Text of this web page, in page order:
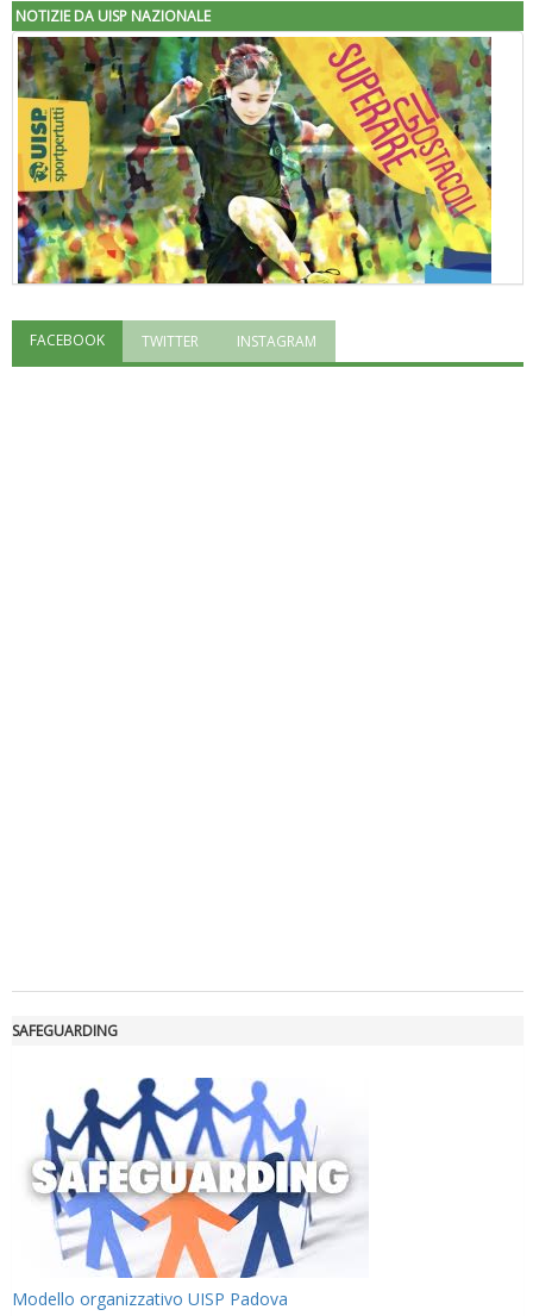
NOTIZIE DA UISP NAZIONALE
"Superare gli ostacoli": la relazione di Tiziano Pesce al CN Uisp
Tiziano Pesce a Radio InBlu2000 traccia il bilancio della stagione
FACEBOOK TWITTER INSTAGRAM
SAFEGUARDING
Modello organizzativo UISP Padova